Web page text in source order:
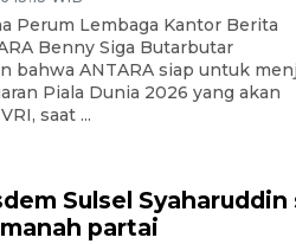
Perum Lembaga Kantor Berita
Benny Siga Butarbutar
bahwa ANTARA siap untuk
Piala Dunia 2026 yang akan
saat ...
Sulsel Syaharuddin
partai